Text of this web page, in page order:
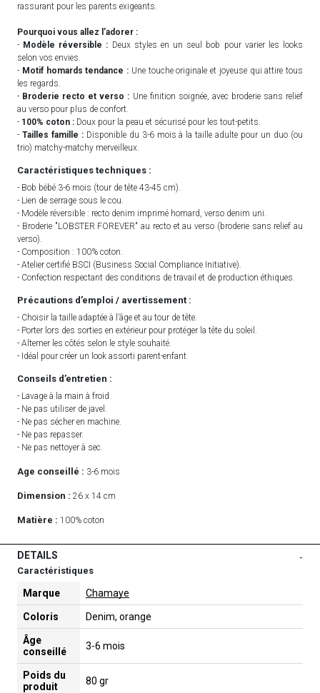
rassurant pour les parents exigeants.
Pourquoi vous allez l’adorer :
- Modèle réversible : Deux styles en un seul bob pour varier les looks
selon vos envies.
- Motif homards tendance : Une touche originale et joyeuse qui attire tous
les regards.
- Broderie recto et verso : Une finition soignée, avec broderie sans relief
au verso pour plus de confort.
- 100% coton : Doux pour la peau et sécurisé pour les tout-petits.
- Tailles famille :Disponible du 3-6 mois à la taille adulte pour un duo (ou
trio) matchy-matchy merveilleux.
Caractéristiques techniques :
- Bob bébé 3-6 mois (tour de tête 43-45 cm).
- Lien de serrage sous le cou.
- Modèle réversible : recto denim imprimé homard, verso denim uni.
- Broderie "LOBSTER FOREVER" au recto et au verso (broderie sans relief au
verso).
- Composition : 100% coton.
- Atelier certifié BSCI (Business Social Compliance Initiative).
- Confection respectant des conditions de travail et de production éthiques.
Précautions d’emploi / avertissement :
- Choisir la taille adaptée à l’âge et au tour de tête.
- Porter lors des sorties en extérieur pour protéger la tête du soleil.
- Alterner les côtés selon le style souhaité.
- Idéal pour créer un look assorti parent-enfant.
Conseils d’entretien :
- Lavage à la main à froid.
- Ne pas utiliser de javel.
- Ne pas sécher en machine.
- Ne pas repasser.
- Ne pas nettoyer à sec.
Age conseillé : 3-6 mois
Dimension : 26 x 14 cm
Matière : 100% coton
DETAILS -
Caractéristiques
Marque Chamaye
Coloris Denim, orange
Âge
conseillé
3-6 mois
Poids du
produit
80 gr